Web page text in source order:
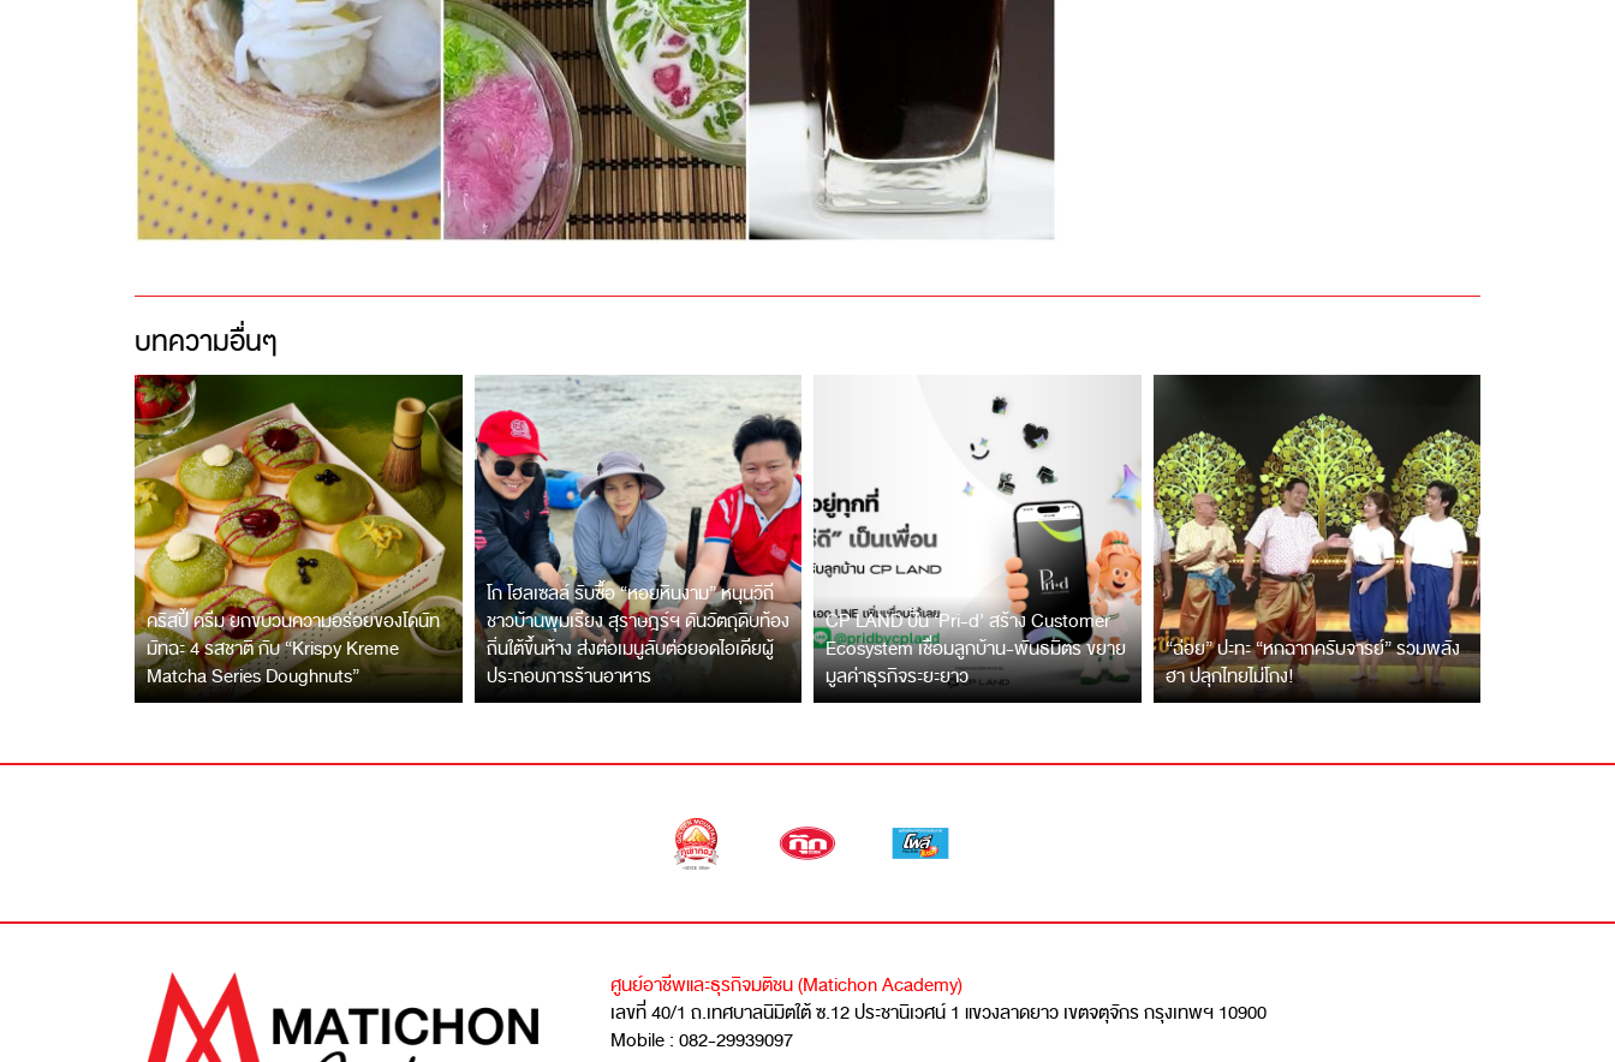
บทความอื่นๆ
คริสปี้ ครีม ยกขบวนความอร่อยของโดนัท
มัทฉะ 4 รสชาติ กับ “Krispy Kreme
Matcha Series Doughnuts”
โก โฮลเซลล์ รับซื้อ “หอยหินงาม” หนุนวิถี
ชาวบ้านพุมเรียง สุราษฎร์ฯ ดันวัตถุดิบท้อง
ถิ่นใต้ขึ้นห้าง ส่งต่อเมนูลับต่อยอดไอเดียผู้
ประกอบการร้านอาหาร
CP LAND ปั้น ‘Pri-d’ สร้าง Customer
Ecosystem เชื่อมลูกบ้าน-พันธมิตร ขยาย
มูลค่าธุรกิจระยะยาว
“ฉ่อย” ปะทะ “หกฉากครับจารย์” รวมพลัง
ฮา ปลุกไทยไม่โกง!
ศูนย์อาชีพและธุรกิจมติชน (Matichon Academy)
เลขที่ 40/1 ถ.เทศบาลนิมิตใต้ ซ.12 ประชานิเวศน์ 1 แขวงลาดยาว เขตจตุจักร กรุงเทพฯ 10900
Mobile : 082-29939097